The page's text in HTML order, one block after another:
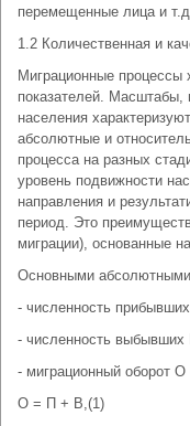
перемещенные лица и
1.2 Количественная и
Миграционные процессы
показателей. Масштабы,
населения
абсолютные и
процесса на разных
уровень подвижности
направления и
период. Это
миграции), основанные
Основными абсолютными
- численность
- численность выбывших
- миграционный оборот О
О = П + В,(1)